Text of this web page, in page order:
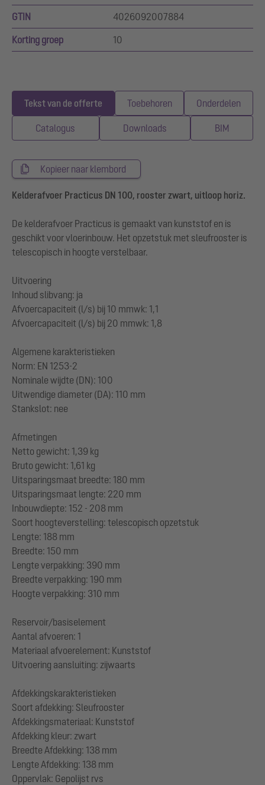
GTIN 4026092007884
Korting groep 10
Tekst van de offerte Toebehoren Onderdelen
Catalogus Downloads BIM
Kopieer naar klembord
Kelderafvoer Practicus DN 100, rooster zwart, uitloop horiz.
De kelderafvoer Practicus is gemaakt van kunststof en is
geschikt voor vloerinbouw. Het opzetstuk met sleufrooster is
telescopisch in hoogte verstelbaar.
Uitvoering
Inhoud slibvang: ja
Afvoercapaciteit (l/s) bij 10 mmwk: 1,1
Afvoercapaciteit (l/s) bij 20 mmwk: 1,8
Algemene karakteristieken
Norm: EN 1253-2
Nominale wijdte (DN): 100
Uitwendige diameter (DA): 110 mm
Stankslot: nee
Afmetingen
Netto gewicht: 1,39 kg
Bruto gewicht: 1,61 kg
Uitsparingsmaat breedte: 180 mm
Uitsparingsmaat lengte: 220 mm
Inbouwdiepte: 152 - 208 mm
Soort hoogteverstelling: telescopisch opzetstuk
Lengte: 188 mm
Breedte: 150 mm
Lengte verpakking: 390 mm
Breedte verpakking: 190 mm
Hoogte verpakking: 310 mm
Reservoir/basiselement
Aantal afvoeren: 1
Materiaal afvoerelement: Kunststof
Uitvoering aansluiting: zijwaarts
Afdekkingskarakteristieken
Soort afdekking: Sleufrooster
Afdekkingsmateriaal: Kunststof
Afdekking kleur: zwart
Breedte Afdekking: 138 mm
Lengte Afdekking: 138 mm
Oppervlak: Gepolijst rvs